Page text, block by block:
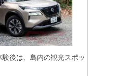
後は、島内の観光スポッ